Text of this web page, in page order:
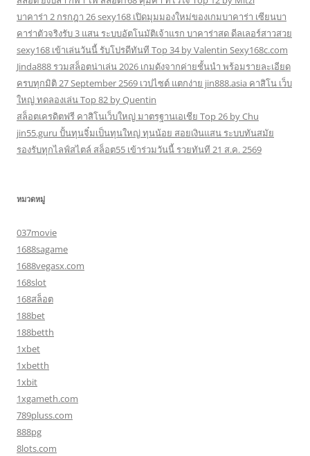
บาคาร่า 2 กรกฎา 26 sexy168 เปิดมุมมองใหม่ของเกมบาคาร่า เซียนบา
คาร่าตัวจริงรับ 3 แสน ระบบอัตโนมัติเจ้าแรก บาคาร่าสด ดีลเลอร์สาวสวย
sexy168 เข้าเล่นวันนี้ รับโปรดีทันที Top 34 by Valentin Sexy168c.com
Jinda888 รวมสล็อตน่าเล่น 2026 เกมดังจากค่ายชั้นนำ พร้อมรายละเอียด
ครบทุกมิติ 27 September 2569 เวปไซต์ แตกง่าย jin888.asia คาสิโน เว็บ
ใหญ่ ทดลองเล่น Top 82 by Quentin
สล็อตเครดิตฟรี คาสิโนเว็บใหญ่ มาตรฐานเอเชีย Top 26 by Chu
jin55.guru ปั้นทุนจิ๋มเป็นทุนใหญ่ ทุนน้อย สอยเงินแสน ระบบทันสมัย
รองรับทุกไลฟ์สไตล์ สล็อต55 เข้าร่วมวันนี้ รวยทันที 21 ส.ค. 2569
หมวดหมู่
037movie
1688sagame
1688vegasx.com
168slot
168สล็อต
188bet
188betth
1xbet
1xbetth
1xbit
1xgameth.com
789pluss.com
888pg
8lots.com